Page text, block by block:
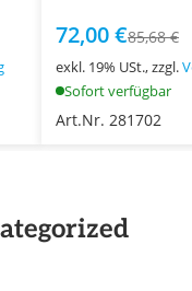
72,00 €85,68 €
exkl. 19% USt., zzgl.
Sofort verfügbar
Art.Nr. 281702